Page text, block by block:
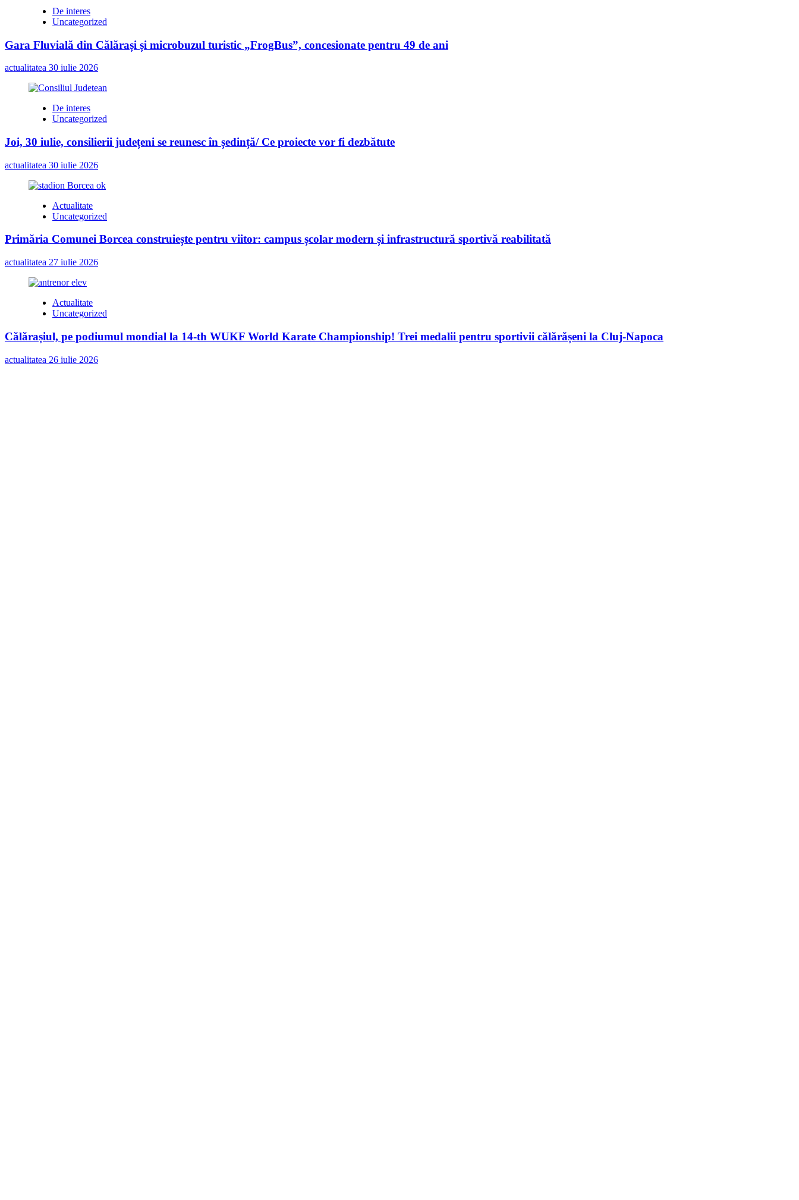
De interes
Uncategorized
Gara Fluvială din Călărași și microbuzul turistic „FrogBus”, concesionate pentru 49 de ani
actualitatea 30 iulie 2026
De interes
Uncategorized
Joi, 30 iulie, consilierii județeni se reunesc în ședință/ Ce proiecte vor fi dezbătute
actualitatea 30 iulie 2026
Actualitate
Uncategorized
Primăria Comunei Borcea construiește pentru viitor: campus școlar modern și infrastructură sportivă reabilitată
actualitatea 27 iulie 2026
Actualitate
Uncategorized
Călărașiul, pe podiumul mondial la 14-th WUKF World Karate Championship! Trei medalii pentru sportivii călărășeni la Cluj-Napoca
actualitatea 26 iulie 2026